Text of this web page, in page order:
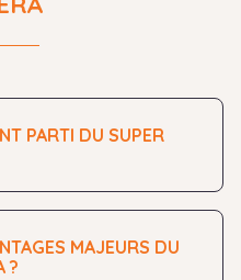
PARTI DU SUPER
MAJEURS DU
?